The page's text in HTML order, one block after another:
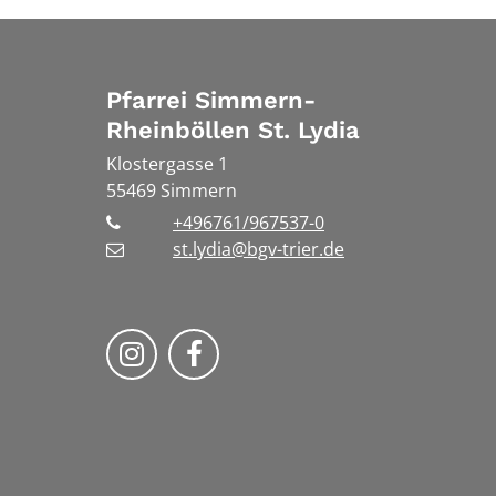
Pfarrei Simmern-
Rheinböllen St. Lydia
Klostergasse 1
55469 Simmern
+496761/967537-0
st.lydia@bgv-trier.de
Wir auf Instragram
Wir auf Facebook